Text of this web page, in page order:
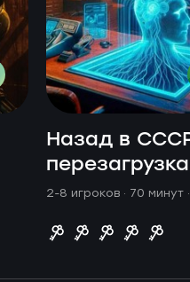
Назад в
перезагрузка
2-8 игроков · 70 минут